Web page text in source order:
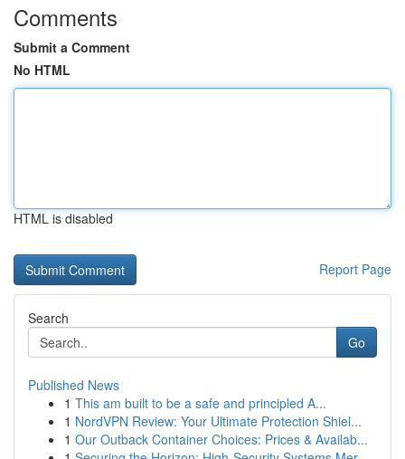
Comments
Submit a Comment
No HTML
HTML is disabled
Report Page
Search
Go
Published News
1 This am built to be a safe and principled A...
1 NordVPN Review: Your Ultimate Protection Shiel...
1 Our Outback Container Choices: Prices & Availab...